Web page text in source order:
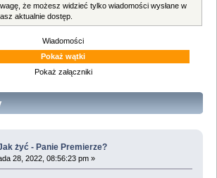
że możesz widzieć tylko wiadomości wysłane w
aktualnie dostęp.
Wiadomości
Pokaż wątki
Pokaż załączniki
żyć - Panie Premierze?
28, 2022, 08:56:23 pm »